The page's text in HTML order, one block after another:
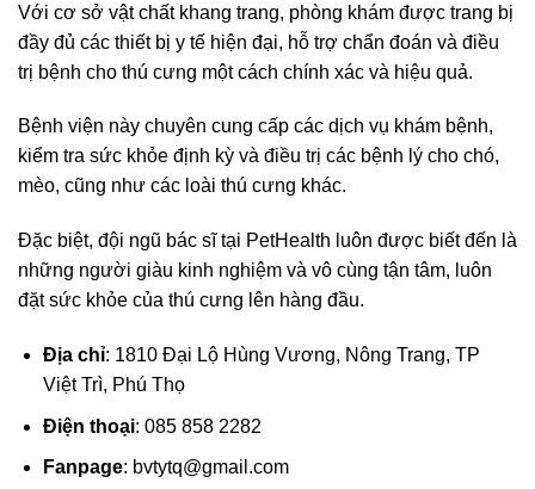
Với cơ sở vật chất khang trang, phòng khám được trang bị
đầy đủ các thiết bị y tế hiện đại, hỗ trợ chẩn đoán và điều
trị bệnh cho thú cưng một cách chính xác và hiệu quả.
Bệnh viện này chuyên cung cấp các dịch vụ khám bệnh,
kiểm tra sức khỏe định kỳ và điều trị các bệnh lý cho chó,
mèo, cũng như các loài thú cưng khác.
Đặc biệt, đội ngũ bác sĩ tại PetHealth luôn được biết đến là
những người giàu kinh nghiệm và vô cùng tận tâm, luôn
đặt sức khỏe của thú cưng lên hàng đầu.
Địa chỉ: 1810 Đại Lộ Hùng Vương, Nông Trang, TP
Việt Trì, Phú Thọ
Điện thoại: 085 858 2282
Fanpage: bvtytq@gmail.com